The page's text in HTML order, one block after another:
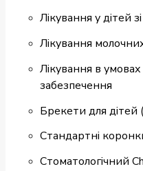
Лікування у дітей
Лікування
Лікування в умовах
забезпечення
Брекети для дітей
Cтандартні
Стоматологiчний